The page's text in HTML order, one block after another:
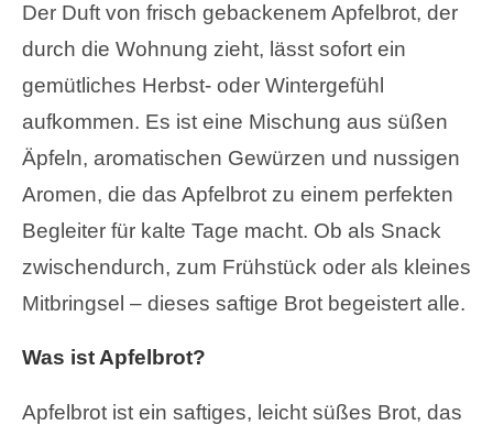
Der Duft von frisch gebackenem Apfelbrot, der
durch die Wohnung zieht, lässt sofort ein
gemütliches Herbst- oder Wintergefühl
aufkommen. Es ist eine Mischung aus süßen
Äpfeln, aromatischen Gewürzen und nussigen
Aromen, die das Apfelbrot zu einem perfekten
Begleiter für kalte Tage macht. Ob als Snack
zwischendurch, zum Frühstück oder als kleines
Mitbringsel – dieses saftige Brot begeistert alle.
Was ist Apfelbrot?
Apfelbrot ist ein saftiges, leicht süßes Brot, das